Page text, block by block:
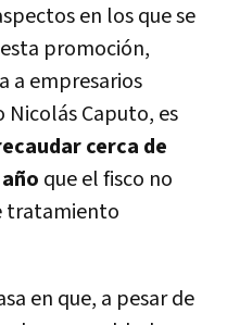
en los que se
promoción,
a empresarios
Caputo, es
cerca de
que el fisco no
tratamiento
en que, a pesar de